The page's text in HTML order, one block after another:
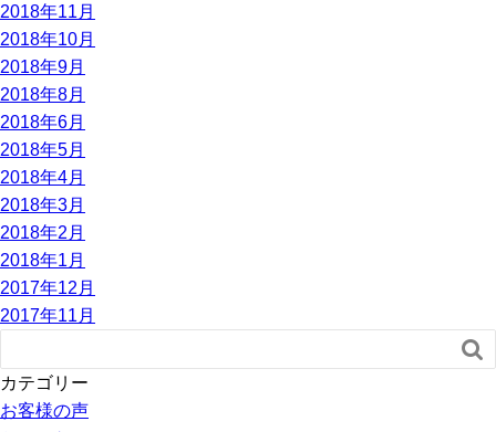
2018年11月
2018年10月
2018年9月
2018年8月
2018年6月
2018年5月
2018年4月
2018年3月
2018年2月
2018年1月
2017年12月
2017年11月

カテゴリー
お客様の声